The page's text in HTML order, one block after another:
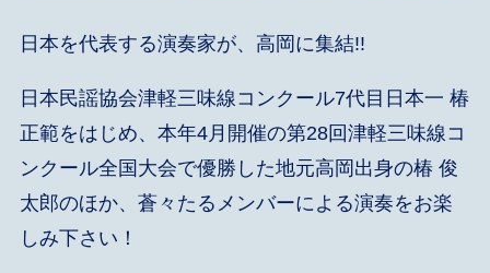
日本を代表する演奏家が、高岡に集結!!
日本民謡協会津軽三味線コンクール7代目日本一 椿
正範をはじめ、本年4月開催の第28回津軽三味線コ
ンクール全国大会で優勝した地元高岡出身の椿 俊
太郎のほか、蒼々たるメンバーによる演奏をお楽
しみ下さい！